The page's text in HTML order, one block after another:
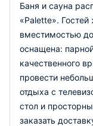
Баня и сауна
«Palette».
вместимостью
оснащена:
качественного
провести
отдыха с
стол и
заказать